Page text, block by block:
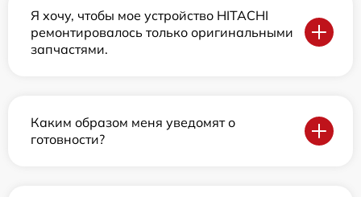
Я хочу, чтобы мое устройство HITACHI
ремонтировалось только оригинальными
запчастями.
Каким образом меня уведомят о
готовности?